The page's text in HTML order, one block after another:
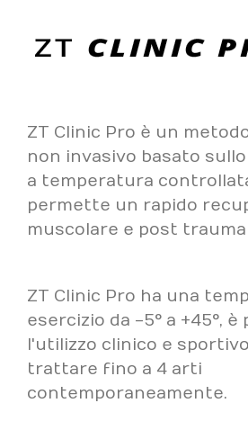
ZT Clinic Pro è un
non invasivo basato
a temperatura
permette un rapido
muscolare e post
ZT Clinic Pro ha una
esercizio da -5° a +45°,
l'utilizzo clinico e
trattare fino a 4 arti
contemporaneamente.